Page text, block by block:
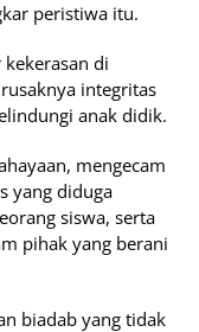
peristiwa itu.
kekerasan di
integritas
anak didik.
mengecam
yang diduga
siswa, serta
pihak yang berani
biadab yang tidak